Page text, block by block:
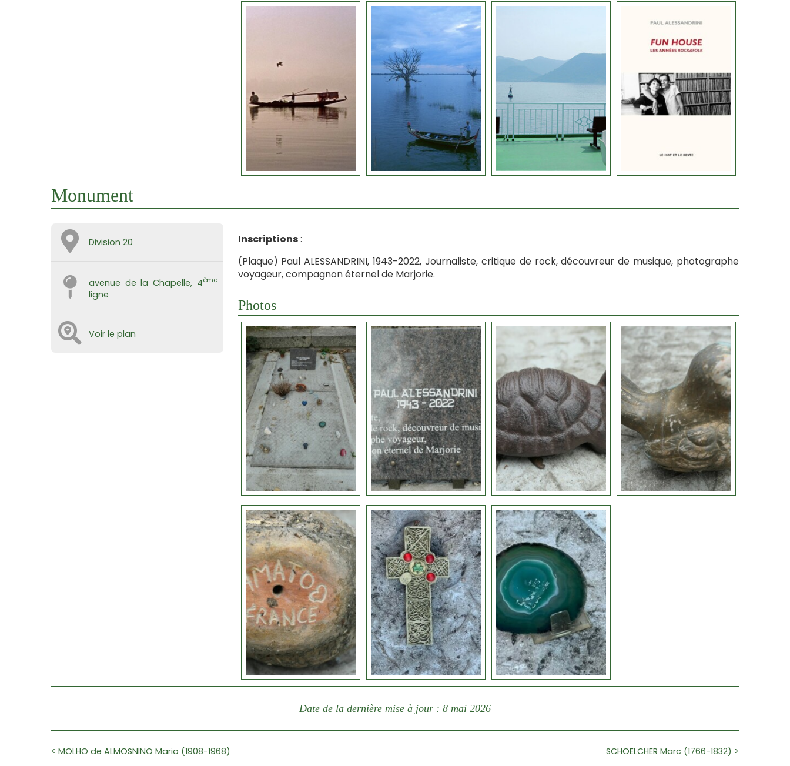
Monument
Division 20
avenue de la Chapelle, 4ème
ligne
Voir le plan
Inscriptions:
(Plaque) Paul ALESSANDRINI, 1943-2022, Journaliste, critique de rock, découvreur de musique, photographe
voyageur, compagnon éternel de Marjorie.
Photos
Date de la dernière mise à jour : 8 mai 2026
< MOLHO de ALMOSNINO Mario (1908-1968) SCHOELCHER Marc (1766-1832) >